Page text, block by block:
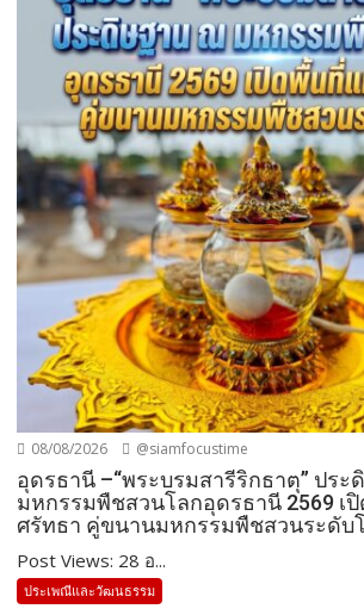
08/08/2026 @siamfocustime
อุดรธานี –“พระบรมสารีริกธาตุ” ปร
มหกรรมพืชสวนโลกอุดรธานี 2569 เ
ศรัทธา คู่ขนานมหกรรมพืชสวนระดับ
Post Views: 28 อ...
ประเพณีและวัฒนธรรม